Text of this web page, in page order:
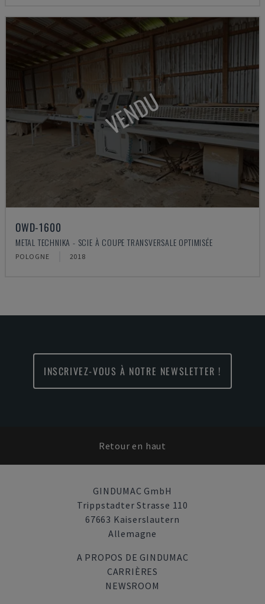
VENDU
OWD-1600
METAL TECHNIKA - SCIE À COUPE TRANSVERSALE OPTIMISÉE
POLOGNE 2018
INSCRIVEZ-VOUS À NOTRE NEWSLETTER !
Retour en haut
GINDUMAC GmbH
Trippstadter Strasse 110
67663 Kaiserslautern
Allemagne
A PROPOS DE GINDUMAC
CARRIÈRES
NEWSROOM